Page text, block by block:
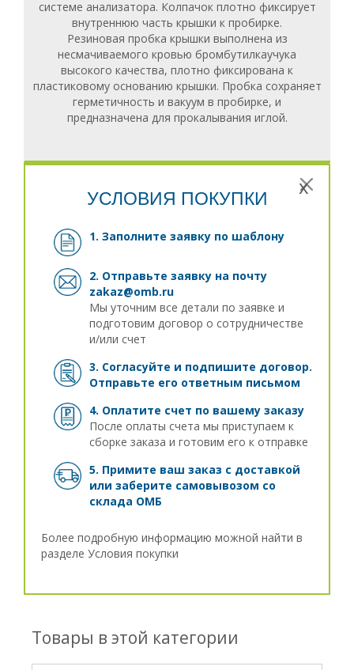
системе анализатора. Колпачок плотно фиксирует
внутреннюю часть крышки к пробирке.
Резиновая пробка крышки выполнена из
несмачиваемого кровью бромбутилкаучука
высокого качества, плотно фиксирована к
пластиковому основанию крышки. Пробка сохраняет
герметичность и вакуум в пробирке, и
предназначена для прокалывания иглой.
x
УСЛОВИЯ ПОКУПКИ
1. Заполните заявку по шаблону
2. Отправьте заявку на почту
zakaz@omb.ru
Мы уточним все детали по заявке и
подготовим договор о сотрудничестве
и/или счет
3. Согласуйте и подпишите договор.
Отправьте его ответным письмом
4. Оплатите счет по вашему заказу
После оплаты счета мы приступаем к
сборке заказа и готовим его к отправке
5. Примите ваш заказ с доставкой
или заберите самовывозом со
склада ОМБ
Более подробную информацию можной найти в
разделе Условия покупки
Товары в этой категории